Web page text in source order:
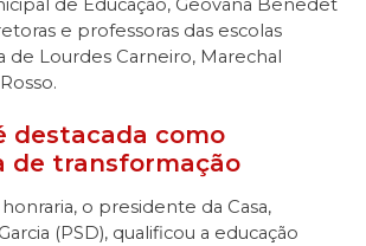
de Educação, Geovana Benedet
e professoras das escolas
de Lourdes Carneiro, Marechal
destacada como
de transformação
o presidente da Casa,
(PSD), qualificou a educação